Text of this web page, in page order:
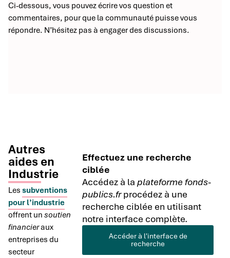
Ci-dessous, vous pouvez écrire vos question et
commentaires, pour que la communauté puisse vous
répondre. N’hésitez pas à engager des discussions.
Autres
aides en
Industrie
Les subventions
pour l’industrie
offrent un soutien
financieraux
entreprises du
secteur
Effectuez une recherche
ciblée
Accédez à laplateforme fonds-
publics.frprocédez à une
recherche ciblée en utilisant
notre interface complète.
Accéder à l'interface de
recherche